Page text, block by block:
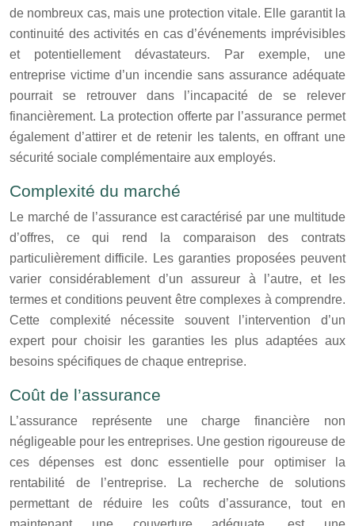
de nombreux cas, mais une protection vitale. Elle garantit la
continuité des activités en cas d’événements imprévisibles
et potentiellement dévastateurs. Par exemple, une
entreprise victime d’un incendie sans assurance adéquate
pourrait se retrouver dans l’incapacité de se relever
financièrement. La protection offerte par l’assurance permet
également d’attirer et de retenir les talents, en offrant une
sécurité sociale complémentaire aux employés.
Complexité du marché
Le marché de l’assurance est caractérisé par une multitude
d’offres, ce qui rend la comparaison des contrats
particulièrement difficile. Les garanties proposées peuvent
varier considérablement d’un assureur à l’autre, et les
termes et conditions peuvent être complexes à comprendre.
Cette complexité nécessite souvent l’intervention d’un
expert pour choisir les garanties les plus adaptées aux
besoins spécifiques de chaque entreprise.
Coût de l’assurance
L’assurance représente une charge financière non
négligeable pour les entreprises. Une gestion rigoureuse de
ces dépenses est donc essentielle pour optimiser la
rentabilité de l’entreprise. La recherche de solutions
permettant de réduire les coûts d’assurance, tout en